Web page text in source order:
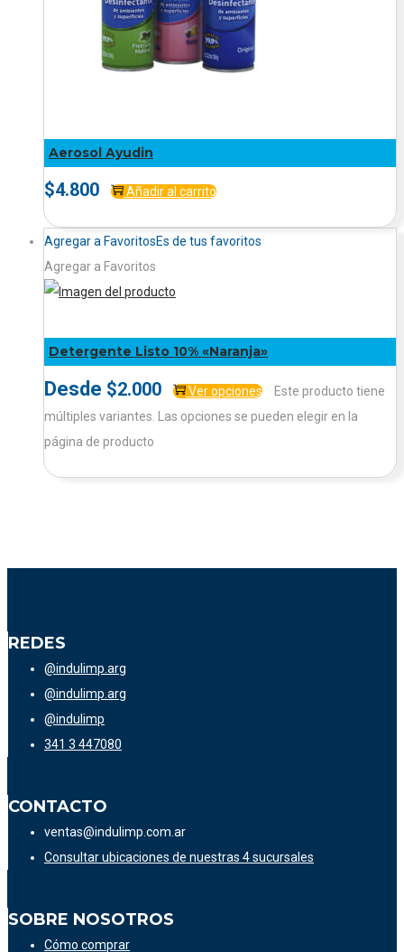
Aerosol Ayudin
$4.800 Añadir al carrito
Agregar a FavoritosEs de tus favoritos
Agregar a Favoritos
Detergente Listo 10% «Naranja»
Desde $2.000 Ver opciones
Este producto tiene
múltiples variantes. Las opciones se pueden elegir en la
página de producto
REDES
@indulimp.arg
@indulimp.arg
@indulimp
341 3 447080
CONTACTO
ventas@indulimp.com.ar
Consultar ubicaciones de nuestras 4 sucursales
SOBRE NOSOTROS
Cómo comprar